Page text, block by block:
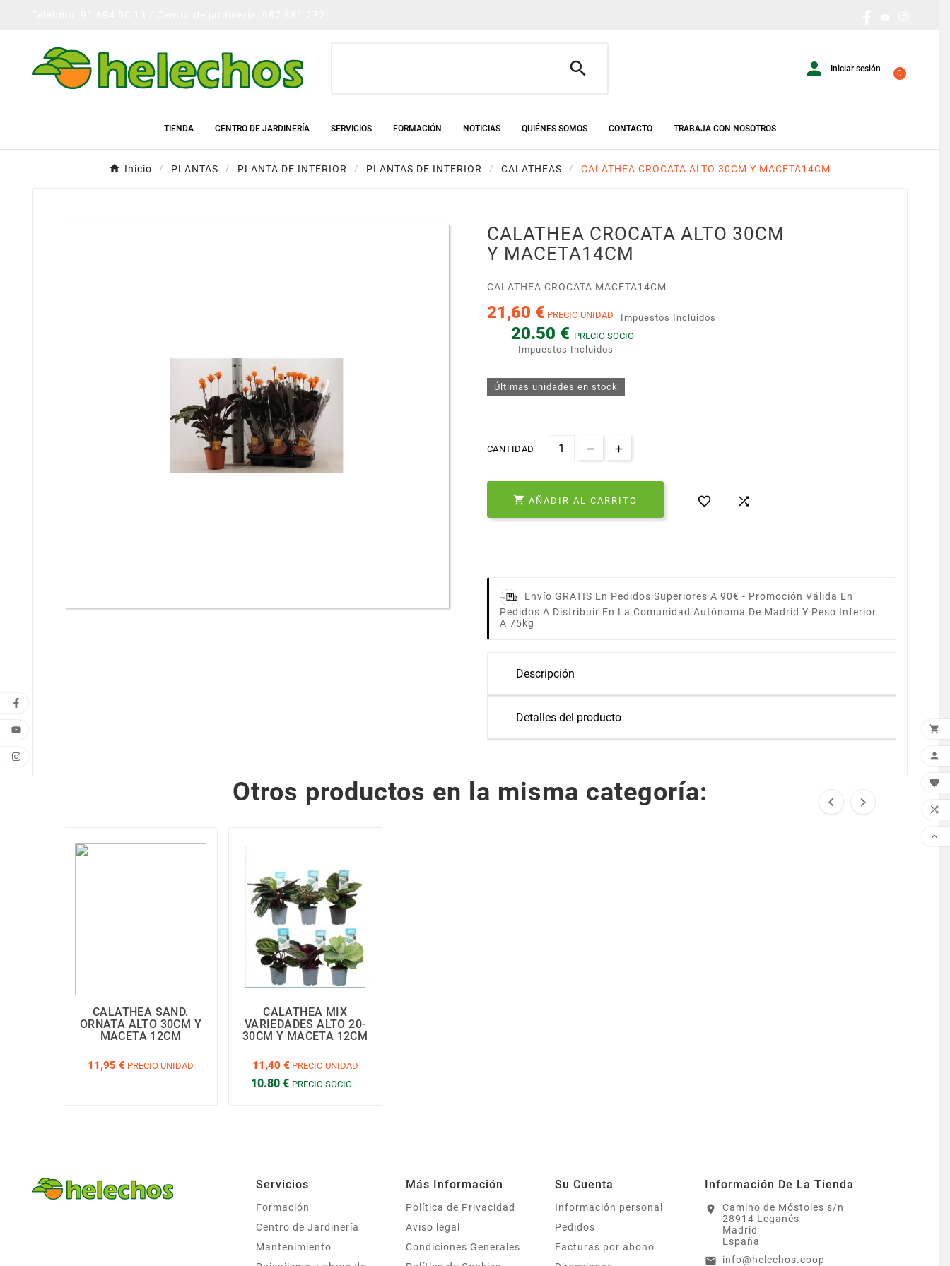
  Iniciar sesión 0
TIENDA CENTRO DE JARDINERÍA SERVICIOS FORMACIÓN NOTICIAS QUIÉNES SOMOS CONTACTO TRABAJA CON NOSOTROS
Inicio PLANTAS PLANTA DE INTERIOR PLANTAS DE INTERIOR CALATHEAS CALATHEA CROCATA ALTO 30CM Y MACETA14CM
CALATHEA CROCATA ALTO 30CM
Y MACETA14CM
CALATHEA CROCATA MACETA14CM
21,60 € PRECIO UNIDAD Impuestos Incluidos
20.50 € PRECIO SOCIO
Impuestos Incluidos
Últimas unidades en stock
CANTIDAD
 AÑADIR AL CARRITO  
Envío GRATIS En Pedidos Superiores A 90€ - Promoción Válida En
Pedidos A Distribuir En La Comunidad Autónoma De Madrid Y Peso Inferior
A 75kg
Descripción
Detalles del producto
Otros productos en la misma categoría:  
CALATHEA SAND.
ORNATA ALTO 30CM Y
MACETA 12CM
11,95 € PRECIO UNIDAD
CALATHEA MIX
VARIEDADES ALTO 20-
30CM Y MACETA 12CM
11,40 € PRECIO UNIDAD
10.80 € PRECIO SOCIO
Servicios
Formación
Centro de Jardinería
Mantenimiento
Más Información
Política de Privacidad
Aviso legal
Condiciones Generales
Su Cuenta
Información personal
Pedidos
Facturas por abono
Información De La Tienda
location_on
Camino de Móstoles s/n
28914 Leganés
Madrid
España
email info@helechos.coop




